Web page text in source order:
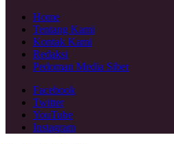
Home
Tentang Kami
Kontak Kami
Redaksi
Pedoman Media Siber
Facebook
Twitter
YouTube
Instagram